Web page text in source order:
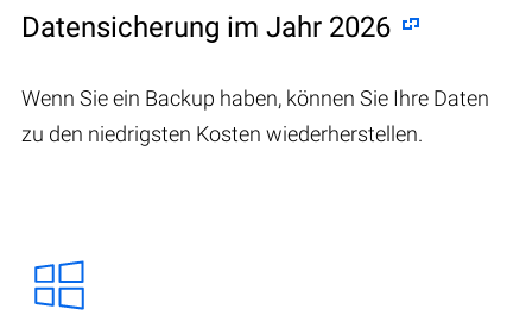
Datensicherung im Jahr 2026
Wenn Sie ein Backup haben, können Sie Ihre Daten
zu den niedrigsten Kosten wiederherstellen.